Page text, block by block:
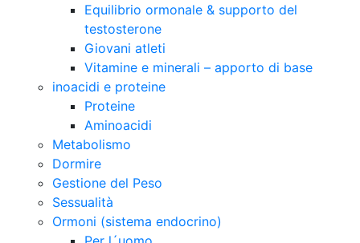
Equilibrio ormonale & supporto del
testosterone
Giovani atleti
Vitamine e minerali – apporto di base
inoacidi e proteine
Proteine
Aminoacidi
Metabolismo
Dormire
Gestione del Peso
Sessualità
Ormoni (sistema endocrino)